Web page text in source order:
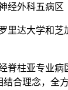
外科五病区
里达大学和芝
脊柱亚专业病
合理念，全